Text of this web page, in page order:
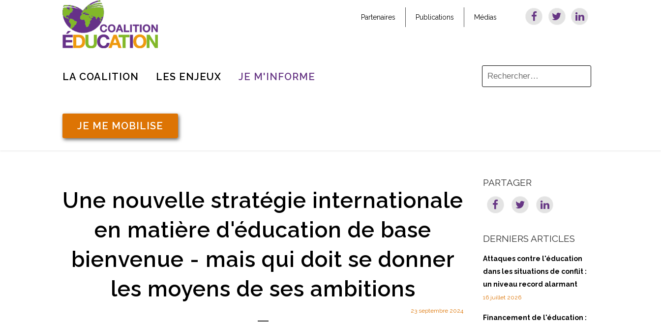
Partenaires Publications Médias
LA COALITION LES ENJEUX JE M'INFORME
JE ME MOBILISE
Une nouvelle stratégie internationale
en matière d'éducation de base
bienvenue - mais qui doit se donner
les moyens de ses ambitions
23 septembre 2024
PARTAGER
DERNIERS ARTICLES
Attaques contre l'éducation
dans les situations de conflit :
un niveau record alarmant
16 juillet 2026
Financement de l'éducation :